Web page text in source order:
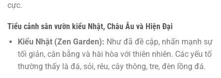
cực.
Tiểu cảnh sân vườn kiểu Nhật, Châu Âu và Hiện Đại
Kiểu Nhật (Zen Garden): Như đã đề cập, nhấn mạnh sự
tối giản, cân bằng và hài hòa với thiên nhiên. Các yếu tố
thường thấy là đá, sỏi, rêu, cây thông, tre, đèn lồng đá.